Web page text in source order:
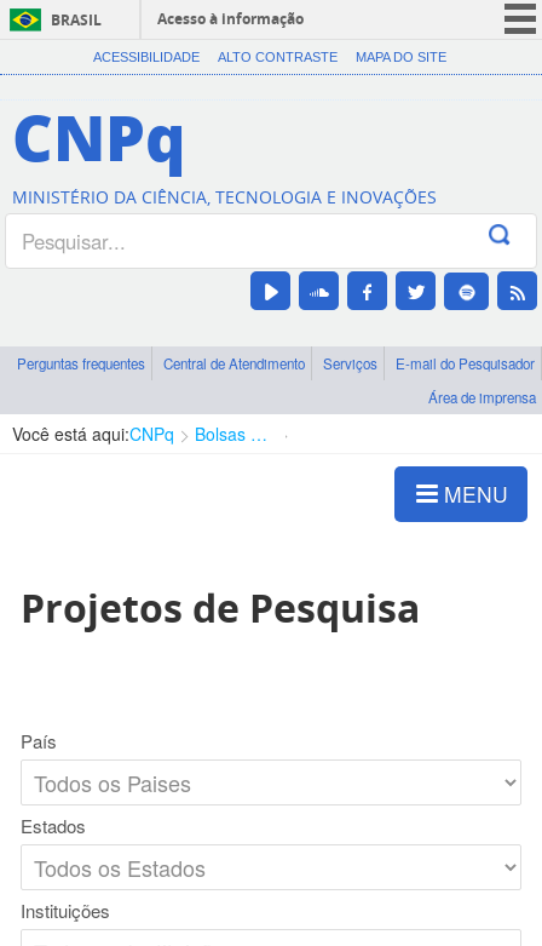
BRASIL
Acesso à informação
CORONAVÍRUS (COVID-19)
Canais
ACESSIBILIDADE ALTO CONTRASTE MAPA DO SITE
CNPq
MINISTÉRIO DA CIÊNCIA, TECNOLOGIA E INOVAÇÕES
Perguntas frequentes Central de Atendimento Serviços
E-mail do Pesquisador
Área de imprensa
Você está aqui:CNPq Bolsas e Auxílios Vigentes
MENU
Projetos de Pesquisa
País
Estados
Instituições